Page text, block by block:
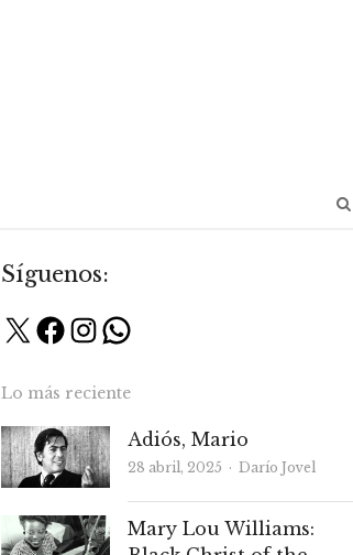
Síguenos:
X Facebook
Instagram
WhatsApp
Lo más reciente
Adiós, Mario
28 abril, 2025 Autor
Darío Jovel
Mary Lou Williams: